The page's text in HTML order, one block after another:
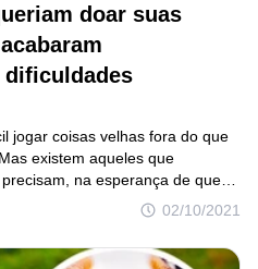
doar suas
dificuldades
02/10/2021
jogar coisas velhas fora do que
existem aqueles que
na esperança de que
entanto, ajudar os outros nem
mesmo precisa correr atrás
algum dinheiro extra.